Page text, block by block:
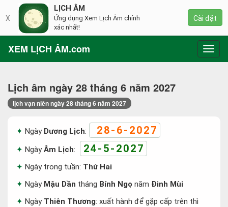
XEM LỊCH ÂM.com
Lịch âm ngày 28 tháng 6 năm 2027
lịch vạn niên ngày 28 tháng 6 năm 2027
Ngày Dương Lịch: 28-6-2027
NgàyÂm Lịch: 24-5-2027
Ngày trong tuần: Thứ Hai
Ngày Mậu Dần tháng Bính Ngọ năm Đinh Mùi
Ngày Thiên Thương: xuất hành để gặp cấp trên thì
X
LỊCH ÂM
Ứng dụng Xem Lịch Âm chính
xác nhất!
Cài đặt